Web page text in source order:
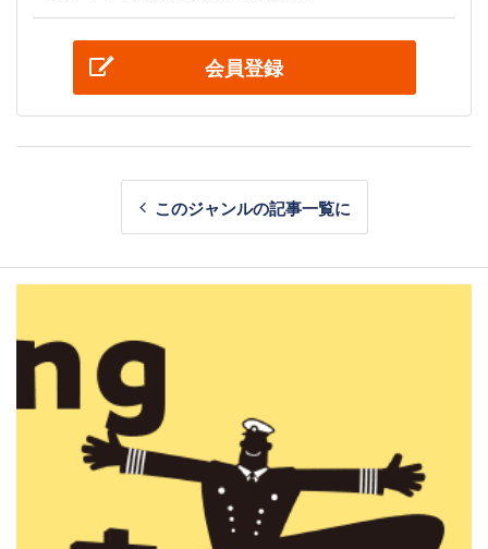
会員登録
このジャンルの記事一覧に